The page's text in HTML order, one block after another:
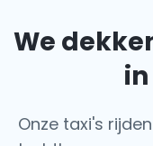
We
Onze taxi's